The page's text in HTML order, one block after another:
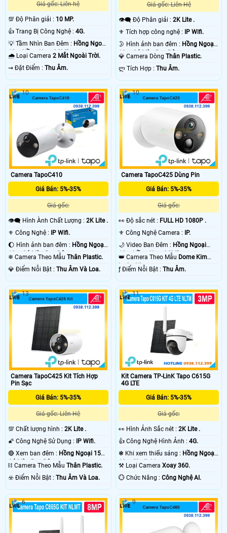
Giá gốc: Liên hệ
💯 Độ Phân giải : 10 MP.
👍 Trang Bị Công Nghệ : 4G.
💡 Tầm Nhìn Ban Đêm : Hồng Ngoại
10m Hồng Ngoại SMD.
🌧️ Loại Camera 2 Mắt Ngoài Trời.
️⇝ Đặt Điểm : Thu Âm.
Giá gốc: Liên Hệ
👁️‍🗨 Độ Phân giải :2K Lite .
⚜️ Tích hợp công nghệ : IP Wifi.
🌛 Hình ảnh ban đêm : Hồng Ngoại
10m Có Màu Ban Ðêm.
💎 Camera DòngThân Plastic.
️ლ Tích Hợp :Thu Âm.
Camera TapoC410
Giá Bán: 5%-35%
Giá gốc:
👁️‍🗨 Hình Ành Chất Lượng : 2K Lite .
⚜️ Công Nghệ :
IP Wifi.
🌔 Hình ảnh ban đêm : Hồng Ngoại
10m Có Màu Ban Ðêm.
❄ Camera Theo Mẫu Thân Plastic.
️💎 Điểm Nỗi Bật : Thu Âm Và Loa.
10
Camera TapoC425 Dùng Pin
Giá Bán: 5%-35%
Giá gốc:
️👀 Độ sắc nét : FULL HD 1080P .
⚜️ Công Nghệ Camera :
IP.
🌙 Video Ban Đêm : Hồng Ngoại
10m Hồng Ngoại SMD.
👑 Camera Theo Mẫu Dome Kim
loại + Nhựa.
️ƒ Điểm Nỗi Bật :Thu Âm.
10
Camera TapoC425 Kit Tích Hợp
Pin Sạc
Giá Bán: 5%-35%
Giá gốc: Liên Hệ
💯 Chất lượng hình : 2K Lite .
🌠 Công Nghệ Sử Dụng : IP Wifi.
🔴 Xem ban đêm : Hồng Ngoại 15m
Có Màu Ban Ðêm.
⛓ Camera Theo Mẫu Thân Plastic.
️☣️ Điểm Nỗi Bật : Thu Âm Và Loa.
13
Kit Camera TP-LinK Tapo C615G
4G LTE
Giá Bán: 5%-35%
Giá gốc:
️👀 Hình Ảnh Sắc nét :2K Lite .
👍 Công Nghệ Hình Ảnh :4G.
❃ Khi xem thiếu sáng : Hồng Ngoại
10m Starlight.
⚒ Loại CameraXoay 360.
️💮 Chức Năng :Công Nghệ AI.
11
6 9